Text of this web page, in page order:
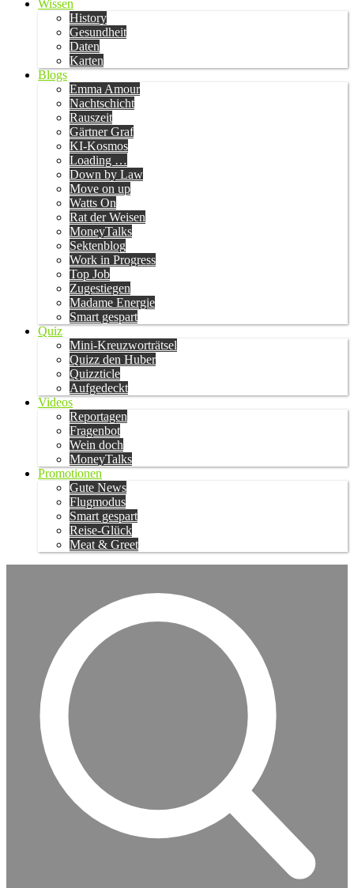
Wissen
History
Gesundheit
Daten
Karten
Blogs
Emma Amour
Nachtschicht
Rauszeit
Gärtner Graf
KI-Kosmos
Loading …
Down by Law
Move on up
Watts On
Rat der Weisen
MoneyTalks
Sektenblog
Work in Progress
Top Job
Zugestiegen
Madame Energie
Smart gespart
Quiz
Mini-Kreuzworträtsel
Quizz den Huber
Quizzticle
Aufgedeckt
Videos
Reportagen
Fragenbot
Wein doch
MoneyTalks
Promotionen
Gute News
Flugmodus
Smart gespart
Reise-Glück
Meat & Greet